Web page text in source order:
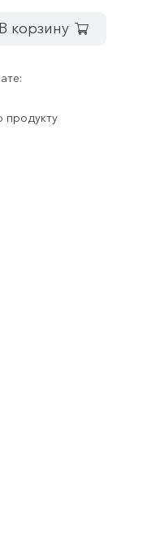
В корзину
продукту